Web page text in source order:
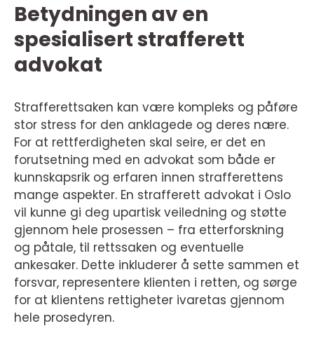
Betydningen av en
spesialisert strafferett
advokat
Strafferettsaken kan være kompleks og påføre
stor stress for den anklagede og deres nære.
For at rettferdigheten skal seire, er det en
forutsetning med en advokat som både er
kunnskapsrik og erfaren innen strafferettens
mange aspekter. En strafferett advokat i Oslo
vil kunne gi deg upartisk veiledning og støtte
gjennom hele prosessen – fra etterforskning
og påtale, til rettssaken og eventuelle
ankesaker. Dette inkluderer å sette sammen et
forsvar, representere klienten i retten, og sørge
for at klientens rettigheter ivaretas gjennom
hele prosedyren.